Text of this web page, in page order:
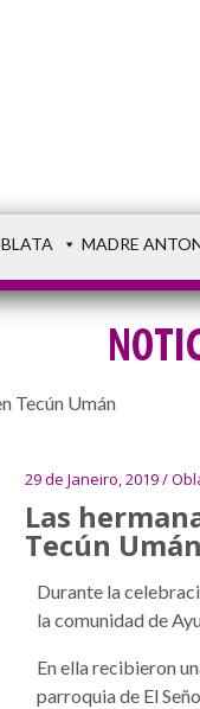
MADRE
Tecún Umán
29 de Janeiro, 2019 /
Las
Tecún Umán
Durante la
la comunidad de
En ella recibieron
parroquia de El